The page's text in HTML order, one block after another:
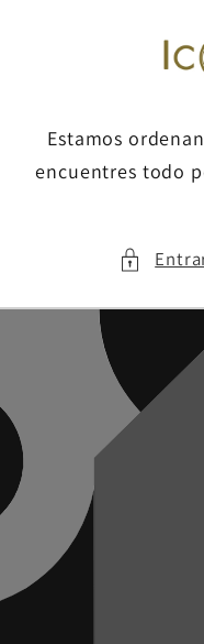
Estamos
encuentres todo